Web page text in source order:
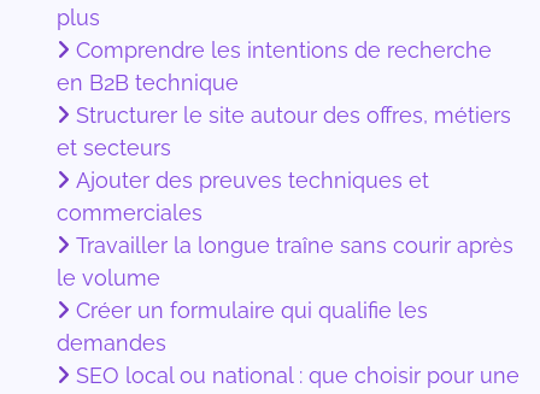
plus
Comprendre les intentions de recherche
en B2B technique
Structurer le site autour des offres, métiers
et secteurs
Ajouter des preuves techniques et
commerciales
Travailler la longue traîne sans courir après
le volume
Créer un formulaire qui qualifie les
demandes
SEO local ou national : que choisir pour une